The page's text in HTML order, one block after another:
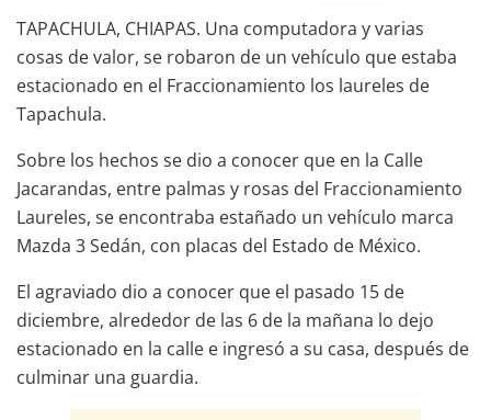
TAPACHULA, CHIAPAS. Una computadora y varias
cosas de valor, se robaron de un vehículo que estaba
estacionado en el Fraccionamiento los laureles de
Tapachula.
Sobre los hechos se dio a conocer que en la Calle
Jacarandas, entre palmas y rosas del Fraccionamiento
Laureles, se encontraba estañado un vehículo marca
Mazda 3 Sedán, con placas del Estado de México.
El agraviado dio a conocer que el pasado 15 de
diciembre, alrededor de las 6 de la mañana lo dejo
estacionado en la calle e ingresó a su casa, después de
culminar una guardia.